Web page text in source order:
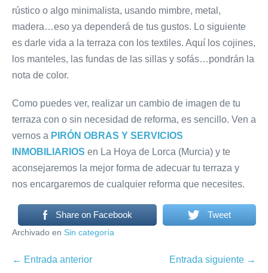
rústico o algo minimalista, usando mimbre, metal,
madera…eso ya dependerá de tus gustos. Lo siguiente
es darle vida a la terraza con los textiles. Aquí los cojines,
los manteles, las fundas de las sillas y sofás…pondrán la
nota de color.
Como puedes ver, realizar un cambio de imagen de tu
terraza con o sin necesidad de reforma, es sencillo. Ven a
vernos a PIRÓN OBRAS Y SERVICIOS
INMOBILIARIOS en La Hoya de Lorca (Murcia) y te
aconsejaremos la mejor forma de adecuar tu terraza y
nos encargaremos de cualquier reforma que necesites.
Share on Facebook Tweet
Archivado en Sin categoría
Navegación
← Entrada anterior Entrada siguiente →